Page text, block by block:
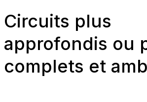
Circuits plus
approfondis ou
complets et